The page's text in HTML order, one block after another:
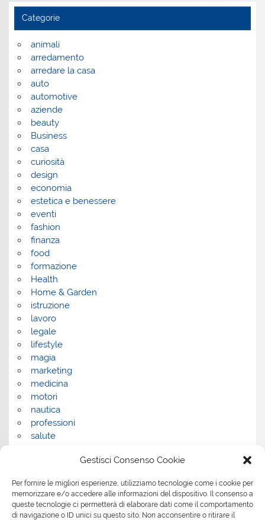
Gestisci Consenso Cookie
Per fornire le migliori esperienze, utilizziamo tecnologie come i cookie per
memorizzare e/o accedere alle informazioni del dispositivo. Il consenso a
queste tecnologie ci permetterà di elaborare dati come il comportamento
di navigazione o ID unici su questo sito. Non acconsentire o ritirare il
Categorie
animali
arredamento
arredare la casa
auto
automotive
aziende
beauty
Business
casa
curiosità
design
economia
estetica e benessere
eventi
fashion
finanza
food
formazione
Health
Home & Garden
istruzione
lavoro
legale
lifestyle
magia
marketing
medicina
motori
nautica
professioni
salute
servizi per le aziende
shopping
sport